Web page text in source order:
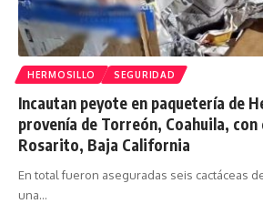
HERMOSILLO SEGURIDAD
Incautan peyote en paquetería de
provenía de Torreón, Coahuila, con
Rosarito, Baja California
En total fueron aseguradas seis cactáceas
una…